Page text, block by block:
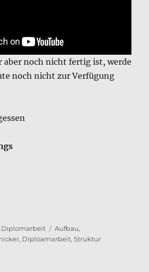
aber noch nicht fertig ist, werde
noch nicht zur Verfügung
Kategorien
Diplomarbeit Schlagwörter
Aufbau,
, Diploamarbeit,Struktur